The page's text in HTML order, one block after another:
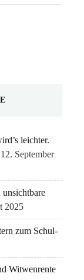
leichter.
12. September
2025
zum Schul-
Witwenrente